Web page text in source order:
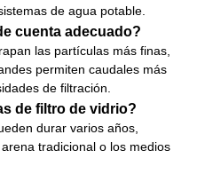
de agua potable.
cuenta adecuado?
las partículas más finas,
permiten caudales más
de filtración.
de filtro de vidrio?
durar varios años,
tradicional o los medios